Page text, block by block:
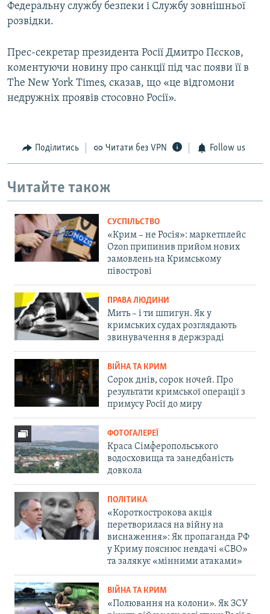
Федеральну службу безпеки і Службу зовнішньої
розвідки.
Прес-секретар президента Росії Дмитро Пєсков,
коментуючи новину про санкції під час появи її в
The New York Times, сказав, що «це відгомони
недружніх проявів стосовно Росії».
Поділитись Читати без VPN Follow us
Читайте також
СУСПІЛЬСТВО
«Крим – не Росія»: маркетплейс
Ozon припинив прийом нових
замовлень на Кримському
півострові
ПРАВА ЛЮДИНИ
Мить – і ти шпигун. Як у
кримських судах розглядають
звинувачення в держзраді
ВІЙНА ТА КРИМ
Сорок днів, сорок ночей. Про
результати кримської операції з
примусу Росії до миру
ФОТОГАЛЕРЕЇ
Краса Сімферопольського
водосховища та занедбаність
довкола
ПОЛІТИКА
«Короткострокова акція
перетворилася на війну на
виснаження»: Як пропаганда РФ
у Криму пояснює невдачі «СВО»
та залякує «мінними атаками»
ВІЙНА ТА КРИМ
«Полювання на колони». Як ЗСУ